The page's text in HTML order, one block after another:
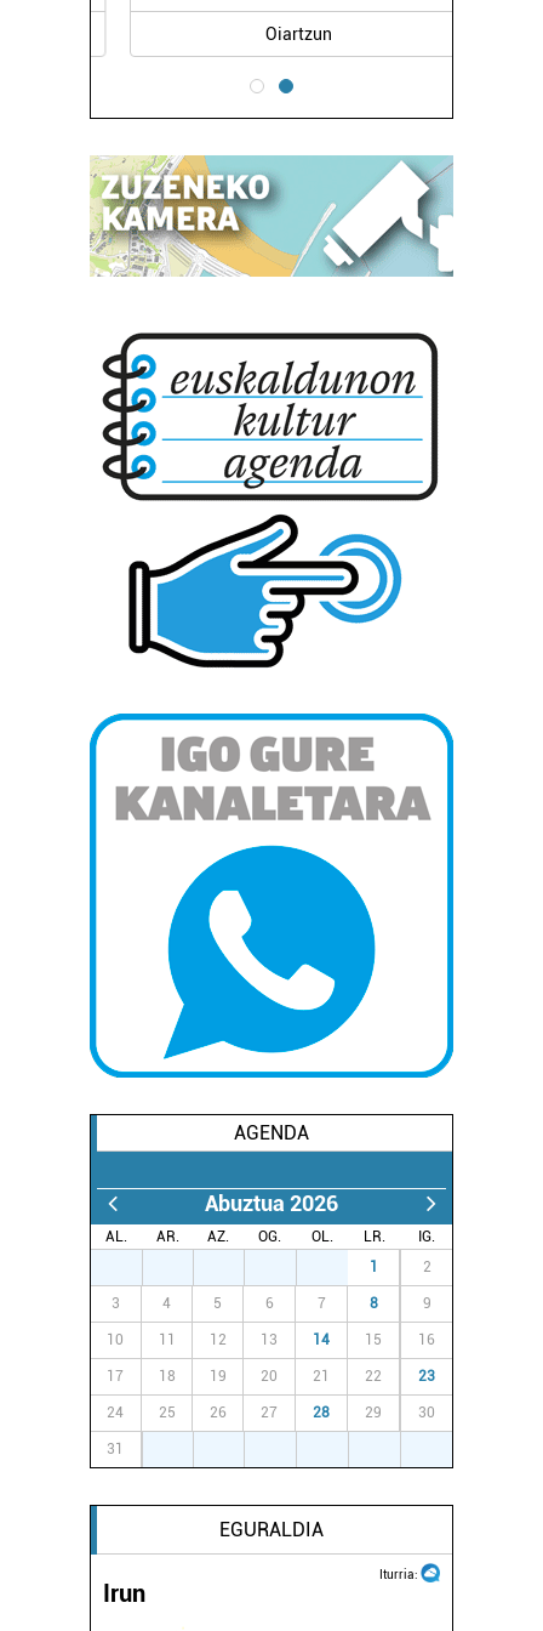
Oiartzun
AGENDA
Abuztua 2026
AL. AR. AZ. OG. OL. LR.
IG.
1 2
3 4 5 6 7 8 9
10 11 12 13 14 15 16
17 18 19 20 21 22 23
24 25 26 27 28 29 30
31
EGURALDIA
Iturria:
Irun